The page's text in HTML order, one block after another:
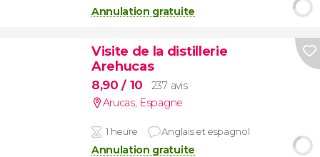
Annulation gratuite
Visite de la distillerie
Arehucas
8,90/ 10
237 avis
Arucas, Espagne
1 heure Anglais et espagnol
Annulation gratuite